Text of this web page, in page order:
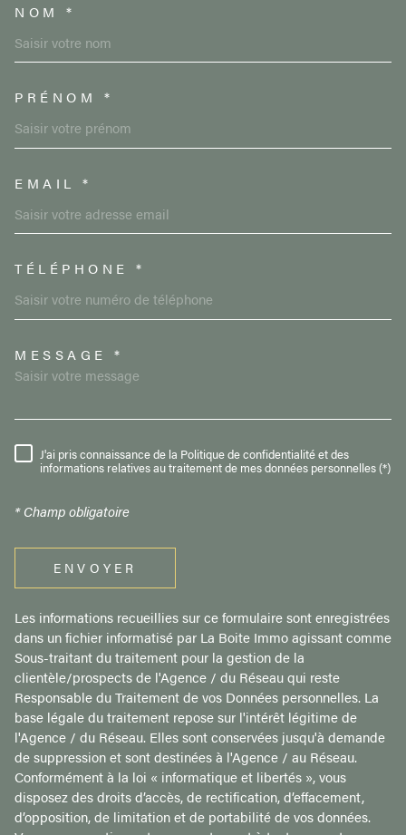
NOM *
PRÉNOM *
EMAIL *
TÉLÉPHONE *
MESSAGE *
RÈGLEMENTATION
J'ai pris connaissance de la Politique de confidentialité et des
informations relatives au traitement de mes données personnelles (*)
* Champ obligatoire
ENVOYER
Les informations recueillies sur ce formulaire sont enregistrées
dans un fichier informatisé par La Boite Immo agissant comme
Sous-traitant du traitement pour la gestion de la
clientèle/prospects de l'Agence / du Réseau qui reste
Responsable du Traitement de vos Données personnelles. La
base légale du traitement repose sur l'intérêt légitime de
l'Agence / du Réseau. Elles sont conservées jusqu'à demande
de suppression et sont destinées à l'Agence / au Réseau.
Conformément à la loi « informatique et libertés », vous
disposez des droits d’accès, de rectification, d’effacement,
d’opposition, de limitation et de portabilité de vos données.